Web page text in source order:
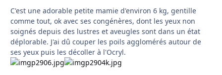
C'est une adorable petite mamie d'environ 6 kg, gentille
comme tout, ok avec ses congénères, dont les yeux non
soignés depuis des lustres et aveugles sont dans un état
déplorable. J'ai dû couper les poils agglomérés autour de
ses yeux puis les décoller à l'Ocryl.